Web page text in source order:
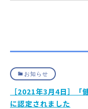
お知らせ
［2021年3月4日］「
に認定されました